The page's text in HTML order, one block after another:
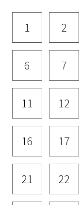
1 2
6 7
11 12
16 17
21 22